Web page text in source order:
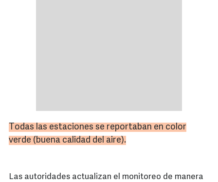
Todas las estaciones se reportaban en color
verde (buena calidad del aire).
Las autoridades actualizan el monitoreo de manera